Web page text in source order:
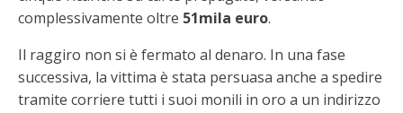
complessivamente oltre 51mila euro.
Il raggiro non si è fermato al denaro. In una fase
successiva, la vittima è stata persuasa anche a spedire
tramite corriere tutti i suoi monili in oro a un indirizzo